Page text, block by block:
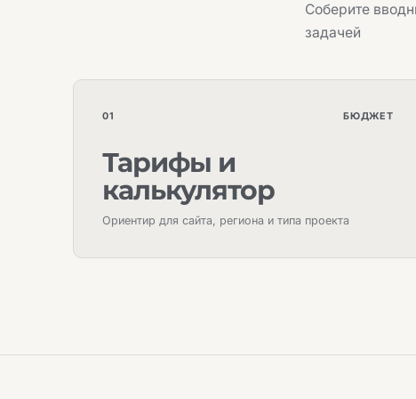
Соберите
задачей
01 БЮДЖЕТ
Тарифы и
калькулятор
Ориентир для сайта, региона и типа проекта